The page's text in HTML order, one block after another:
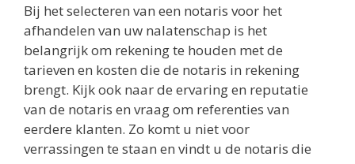
Bij het selecteren van een notaris voor het
afhandelen van uw nalatenschap is het
belangrijk om rekening te houden met de
tarieven en kosten die de notaris in rekening
brengt. Kijk ook naar de ervaring en reputatie
van de notaris en vraag om referenties van
eerdere klanten. Zo komt u niet voor
verrassingen te staan en vindt u de notaris die